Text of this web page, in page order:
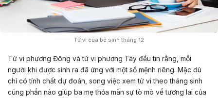
Tử vi của bé sinh tháng 12
Tử vi phương Đông và tử vi phương Tây đều tin rằng, mỗi
người khi được sinh ra đã ứng với một số mệnh riêng. Mặc dù
chỉ có tính chất dự đoán, song việc xem tử vi theo tháng sinh
cũng phần nào giúp ba mẹ thỏa mãn sự tò mò về tương lai của